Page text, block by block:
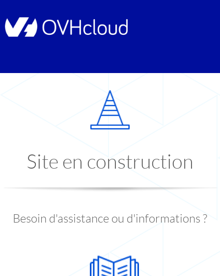
Site en construction
Besoin d'assistance ou d'informations ?